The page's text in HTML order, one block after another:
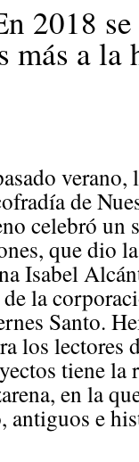
2018
más a la
verano,
de
celebró un
que dio
Isabel
la
Santo.
los lectores
tiene la
en la
antiguos e